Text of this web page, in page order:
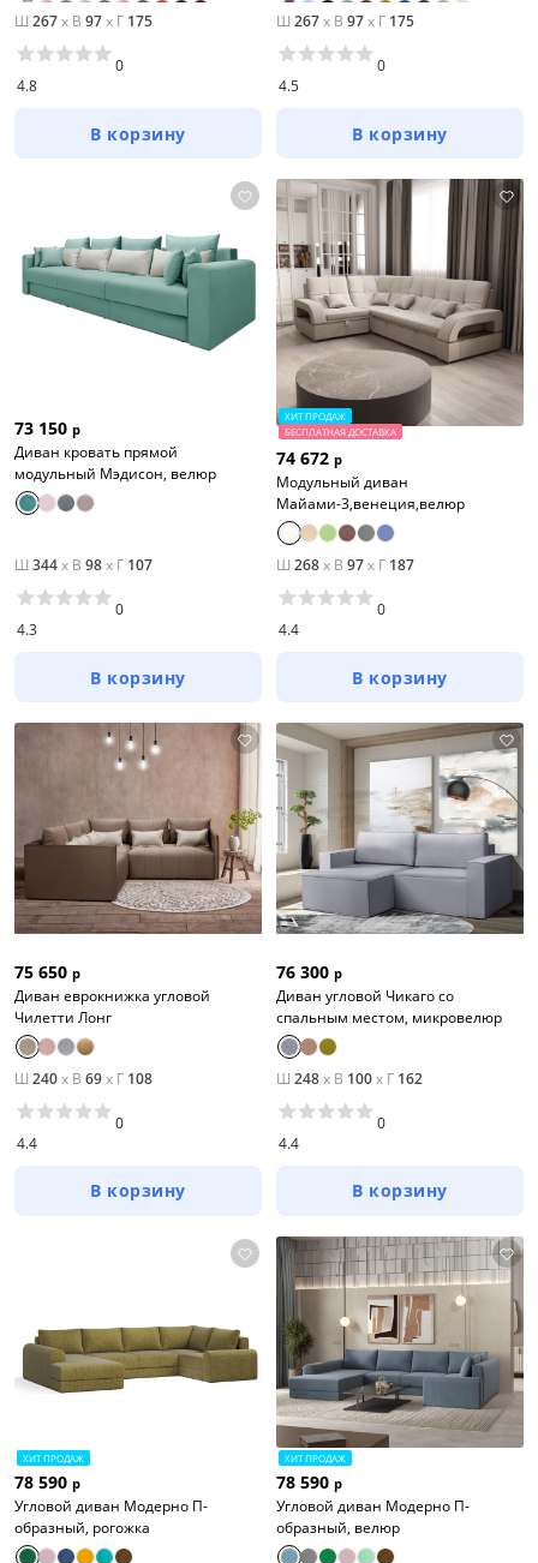
Ш 267x В 97x Г 175
4.8
0
В корзину
Ш 267x В 97x Г 175
4.5
0
В корзину
73 150 р
Диван кровать прямой
модульный Мэдисон, велюр
Ш 344x В 98x Г 107
4.3
0
В корзину
ХИТ ПРОДАЖ
БЕСПЛАТНАЯ ДОСТАВКА
74 672 р
Модульный диван
Майами-3,венеция,велюр
Ш 268x В 97x Г 187
4.4
0
В корзину
75 650 р
Диван еврокнижка угловой
Чилетти Лонг
Ш 240x В 69x Г 108
4.4
0
В корзину
76 300 р
Диван угловой Чикаго со
спальным местом, микровелюр
Ш 248x В 100x Г 162
4.4
0
В корзину
ХИТ ПРОДАЖ
78 590 р
Угловой диван Модерно П-
образный, рогожка
ХИТ ПРОДАЖ
78 590 р
Угловой диван Модерно П-
образный, велюр